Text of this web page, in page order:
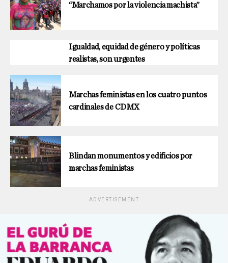
“Marchamos por la violencia machista”
Igualdad, equidad de género y políticas
realistas, son urgentes
Marchas feministas en los cuatro puntos
cardinales de CDMX
Blindan monumentos y edificios por
marchas feministas
ADVERTISEMENT